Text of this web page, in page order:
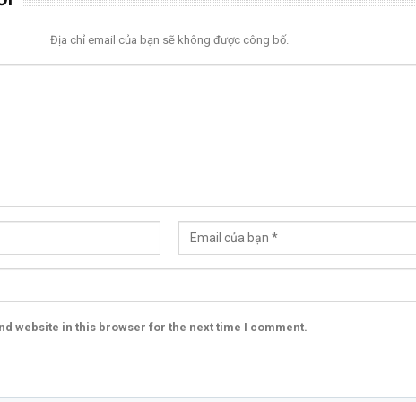
Địa chỉ email của bạn sẽ không được công bố.
website in this browser for the next time I comment.